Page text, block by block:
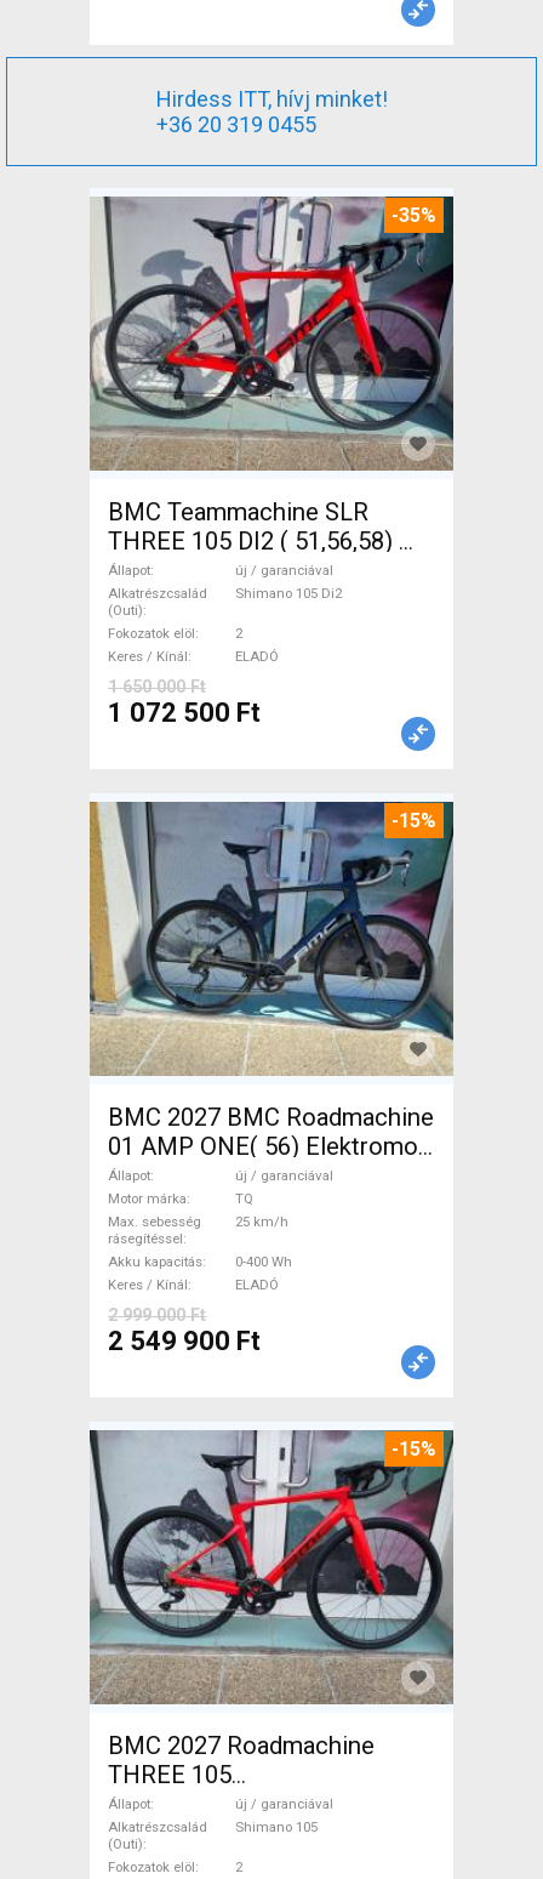
Hirdess ITT, hívj minket!
+36 20 319 0455
-35%
BMC Teammachine SLR
THREE 105 DI2 ( 51,56,58)
Országúti Shimano 105 Di2
tárcsafék új / garanciával
ELADÓ
Állapot
új / garanciával
Alkatrészcsalád
(Outi)
Shimano 105 Di2
Fokozatok elöl
2
Keres / Kínál
ELADÓ
1 650 000 Ft
1 072 500 Ft
-15%
BMC 2027 BMC Roadmachine
01 AMP ONE( 56) Elektromos
Országúti / Gravel TQ új /
garanciával ELADÓ
Állapot
új / garanciával
Motor márka
TQ
Max. sebesség
rásegítéssel
25 km/h
Akku kapacitás
0-400 Wh
Keres / Kínál
ELADÓ
2 999 000 Ft
2 549 900 Ft
-15%
BMC 2027 Roadmachine
THREE 105
(47,51,54,56,58,61) Országúti
Shimano 105 tárcsafék új /
garanciával ELADÓ
Állapot
új / garanciával
Alkatrészcsalád
(Outi)
Shimano 105
Fokozatok elöl
2